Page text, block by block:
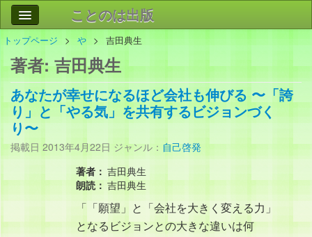
ことのは出版
作品
事業案内
会社情報
お問い合わせ
トップページ や 吉田典生
著者:吉田典生
あなたが幸せになるほど会社も伸びる 〜「誇
り」と「やる気」を共有するビジョンづく
り〜
掲載日 2013年4月22日 ジャンル： 自己啓発
著者： 吉田典生
朗読： 吉田典生
「「願望」と「会社を大きく変える力」
となるビジョンとの大きな違いは何